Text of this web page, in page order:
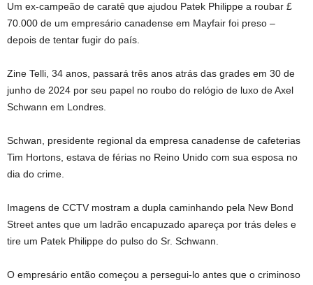
Um ex-campeão de caratê que ajudou Patek Philippe a roubar £
70.000 de um empresário canadense em Mayfair foi preso –
depois de tentar fugir do país.
Zine Telli, 34 anos, passará três anos atrás das grades em 30 de
junho de 2024 por seu papel no roubo do relógio de luxo de Axel
Schwann em Londres.
Schwan, presidente regional da empresa canadense de cafeterias
Tim Hortons, estava de férias no Reino Unido com sua esposa no
dia do crime.
Imagens de CCTV mostram a dupla caminhando pela New Bond
Street antes que um ladrão encapuzado apareça por trás deles e
tire um Patek Philippe do pulso do Sr. Schwann.
O empresário então começou a persegui-lo antes que o criminoso